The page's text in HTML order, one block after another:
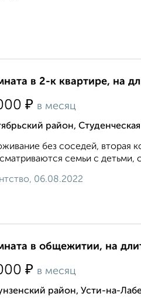
в 2-к квартире, на
₽ в месяц
район,
без соседей, вторая
семьи с детьми,
06.08.2022
в общежитии, на
₽ в месяц
район, Усти-на-